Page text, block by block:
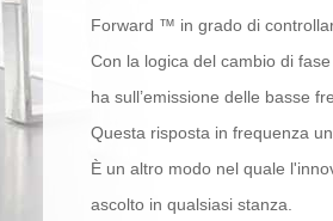
Forward ™ in grado di
Con la logica del cambio di
ha sull’emissione delle basse
Questa risposta in frequenza
È un altro modo nel quale
ascolto in qualsiasi stanza.